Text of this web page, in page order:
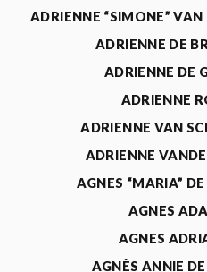
ADRIENNE “SIMONE” VAN
ADRIENNE DE
ADRIENNE DE
ADRIENNE
ADRIENNE VAN
ADRIENNE
AGNES “MARIA”
AGNES
AGNES
AGNÈS ANNIE